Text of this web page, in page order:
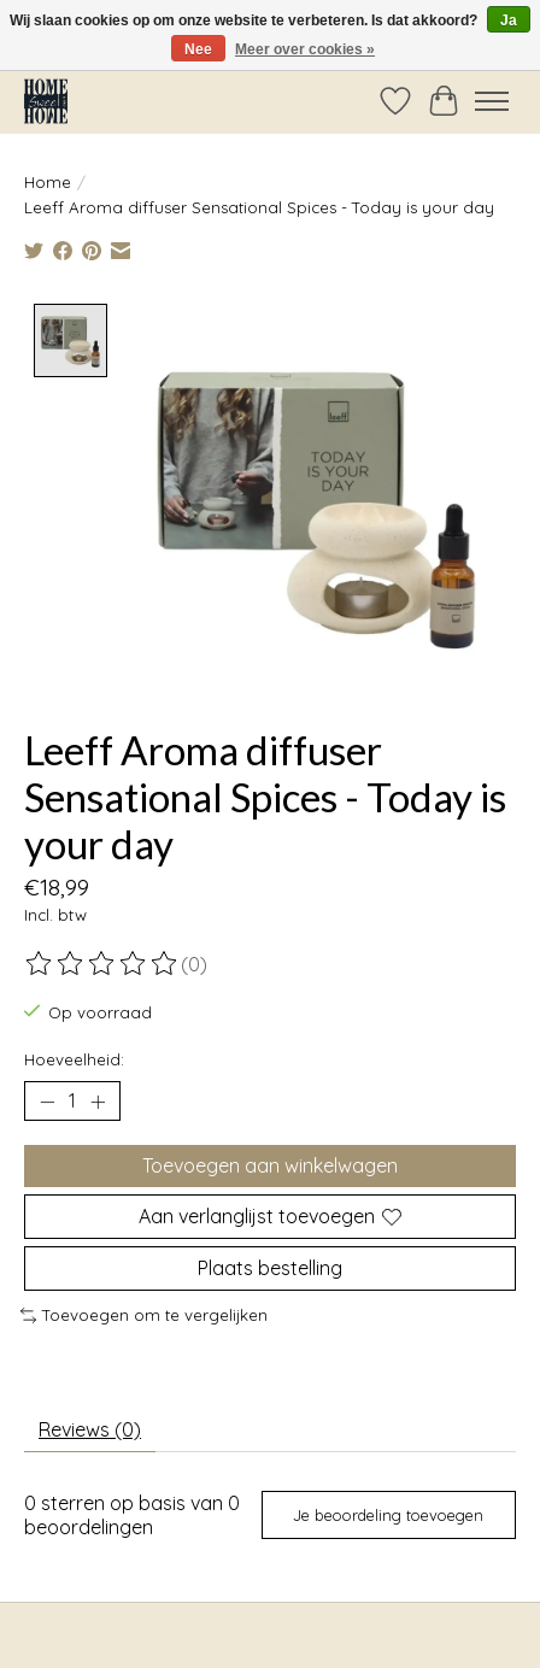
Vóór 14:00 besteld, dezelfde dag verzonden!
Verlanglijst
Home /
Leeff Aroma diffuser Sensational Spices - Today is your day
Leeff Aroma diffuser
Sensational Spices - Today is
your day
€18,99
Incl. btw
De beoordeling van dit product is
(0)
Op voorraad
Hoeveelheid:
Toevoegen aan winkelwagen
Aan verlanglijst toevoegen
Plaats bestelling
Toevoegen om te vergelijken
Reviews (0)
0 sterren op basis van 0
beoordelingen
Je beoordeling toevoegen
Wij slaan cookies op om onze website te verbeteren. Is dat akkoord?
Ja
Nee
Meer over cookies »